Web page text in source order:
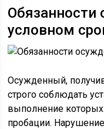
Обязанности
условном
Осужденный,
строго соблюдать
выполнение которых
пробации.